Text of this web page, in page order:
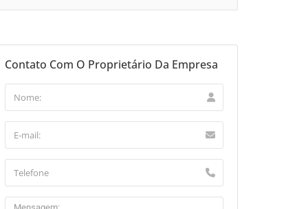
Contato Com O Proprietário Da Empresa